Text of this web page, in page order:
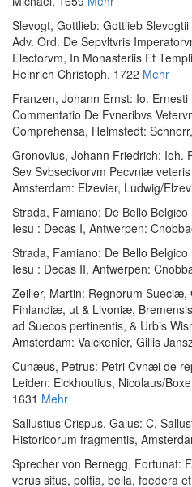
Slevogt, Gottlieb: Gottlieb
Adv. Ord. De Sepvltvris
Electorvm, In Monasteriis Et
Heinrich Christoph, 1722 Mehr
Franzen, Johann Ernst: Io.
Commentatio De Fvneribvs
Comprehensa, Helmstedt:
Gronovius, Johann Friedrich: Ioh.
Sev Svbsecivorvm Pecvniæ
Amsterdam: Elzevier, Ludwig/
Strada, Famiano: De Bello
Iesu : Decas I, Antwerpen:
Strada, Famiano: De Bello
Iesu : Decas II, Antwerpen:
Zeiller, Martin: Regnorum
Finlandiæ, ut & Livoniæ,
ad Suecos pertinentis, & Urbis
Amsterdam: Valckenier, Gillis
Cunæus, Petrus: Petri Cvnæi de
Leiden: Eickhoutius, Nicolaus/
1631 Mehr
Sallustius Crispus, Gaius: C.
Historicorum fragmentis,
Sprecher von Bernegg, Fortunat:
verus situs, poltia, bella, foedera